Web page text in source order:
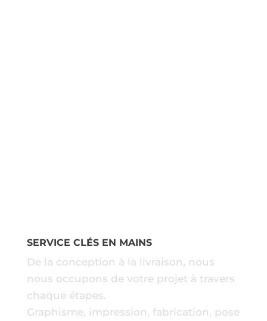
SERVICE CLÉS EN MAINS
De la conception à la livraison, nous
nous occupons de votre projet à travers
chaque étapes.
Graphisme, impression, fabrication, pose